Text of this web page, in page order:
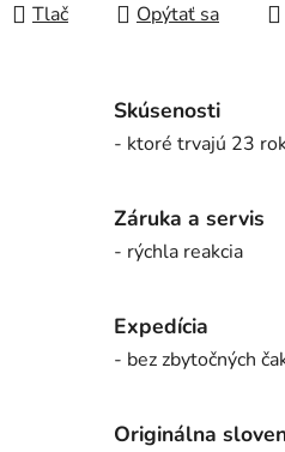
Tlač Opýtať sa
Skúsenosti
- ktoré trvajú 23
Záruka a servis
- rýchla reakcia
Expedícia
- bez zbytočných
Originálna